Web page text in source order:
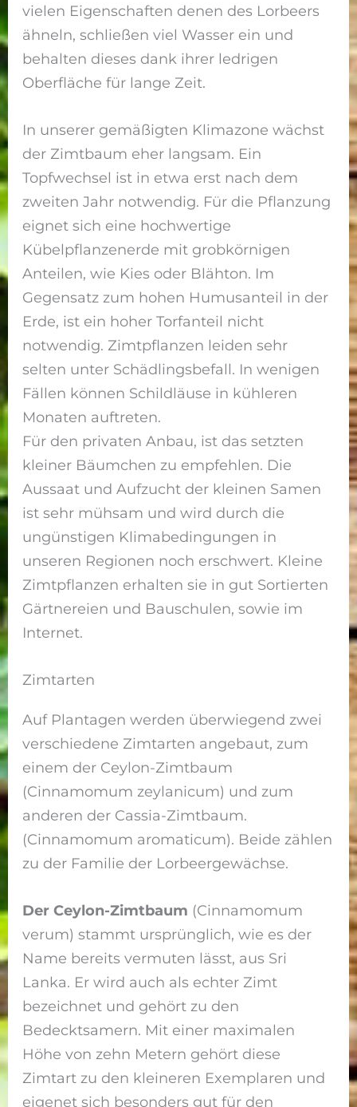
vielen Eigenschaften denen des Lorbeers
ähneln, schließen viel Wasser ein und
behalten dieses dank ihrer ledrigen
Oberfläche für lange Zeit.
In unserer gemäßigten Klimazone wächst
der Zimtbaum eher langsam. Ein
Topfwechsel ist in etwa erst nach dem
zweiten Jahr notwendig. Für die Pflanzung
eignet sich eine hochwertige
Kübelpflanzenerde mit grobkörnigen
Anteilen, wie Kies oder Blähton. Im
Gegensatz zum hohen Humusanteil in der
Erde, ist ein hoher Torfanteil nicht
notwendig. Zimtpflanzen leiden sehr
selten unter Schädlingsbefall. In wenigen
Fällen können Schildläuse in kühleren
Monaten auftreten.
Für den privaten Anbau, ist das setzten
kleiner Bäumchen zu empfehlen. Die
Aussaat und Aufzucht der kleinen Samen
ist sehr mühsam und wird durch die
ungünstigen Klimabedingungen in
unseren Regionen noch erschwert. Kleine
Zimtpflanzen erhalten sie in gut Sortierten
Gärtnereien und Bauschulen, sowie im
Internet.
Zimtarten
Auf Plantagen werden überwiegend zwei
verschiedene Zimtarten angebaut, zum
einem der Ceylon-Zimtbaum
(Cinnamomum zeylanicum) und zum
anderen der Cassia-Zimtbaum.
(Cinnamomum aromaticum). Beide zählen
zu der Familie der Lorbeergewächse.
Der Ceylon-Zimtbaum (Cinnamomum
verum) stammt ursprünglich, wie es der
Name bereits vermuten lässt, aus Sri
Lanka. Er wird auch als echter Zimt
bezeichnet und gehört zu den
Bedecktsamern. Mit einer maximalen
Höhe von zehn Metern gehört diese
Zimtart zu den kleineren Exemplaren und
eigenet sich besonders gut für den